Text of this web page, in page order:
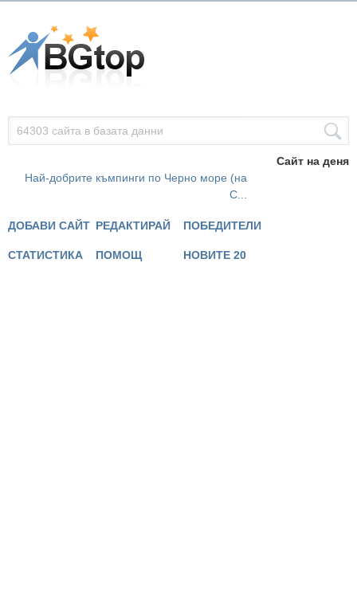
Сайт на деня
Най-добрите къмпинги по Черно море (на
С...
ДОБАВИ САЙТ РЕДАКТИРАЙ ПОБЕДИТЕЛИ
СТАТИСТИКА ПОМОЩ НОВИТЕ 20